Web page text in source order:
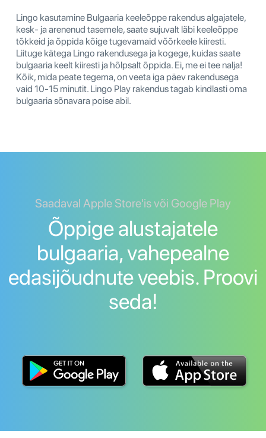
Lingo kasutamine Bulgaaria keeleõppe rakendus algajatele,
kesk- ja arenenud tasemele, saate sujuvalt läbi keeleõppe
tõkkeid ja õppida kõige tugevamaid võõrkeele kiiresti.
Liituge kätega Lingo rakendusega ja kogege, kuidas saate
bulgaaria keelt kiiresti ja hõlpsalt õppida. Ei, me ei tee nalja!
Kõik, mida peate tegema, on veeta iga päev rakendusega
vaid 10-15 minutit. Lingo Play rakendus tagab kindlasti oma
bulgaaria sõnavara poise abil.
Saadaval Apple Store'is või Google Play
Õppige alustajatele
bulgaaria, vahepealne
edasijõudnute veebis. Proovi
seda!